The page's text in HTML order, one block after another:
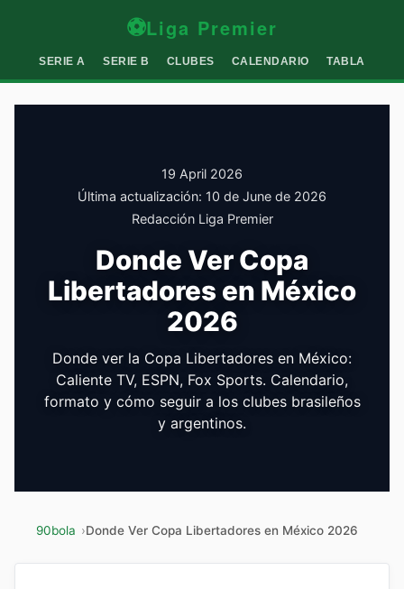
⚽Liga Premier
SERIE A SERIE B CLUBES CALENDARIO TABLA
19 April 2026
Última actualización: 10 de June de 2026
Redacción Liga Premier
Donde Ver Copa
Libertadores en México
2026
Donde ver la Copa Libertadores en México:
Caliente TV, ESPN, Fox Sports. Calendario,
formato y cómo seguir a los clubes brasileños
y argentinos.
90bola Donde Ver Copa Libertadores en México 2026